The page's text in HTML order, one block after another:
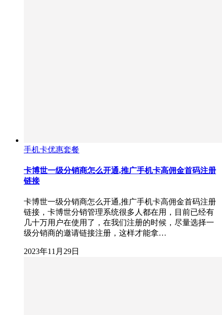
手机卡优惠套餐
卡博世一级分销商怎么开通,推广手机卡高佣金首码注册
链接
卡博世一级分销商怎么开通,推广手机卡高佣金首码注册
链接，卡博世分销管理系统很多人都在用，目前已经有
几十万用户在使用了，在我们注册的时候，尽量选择一
级分销商的邀请链接注册，这样才能拿…
2023年11月29日